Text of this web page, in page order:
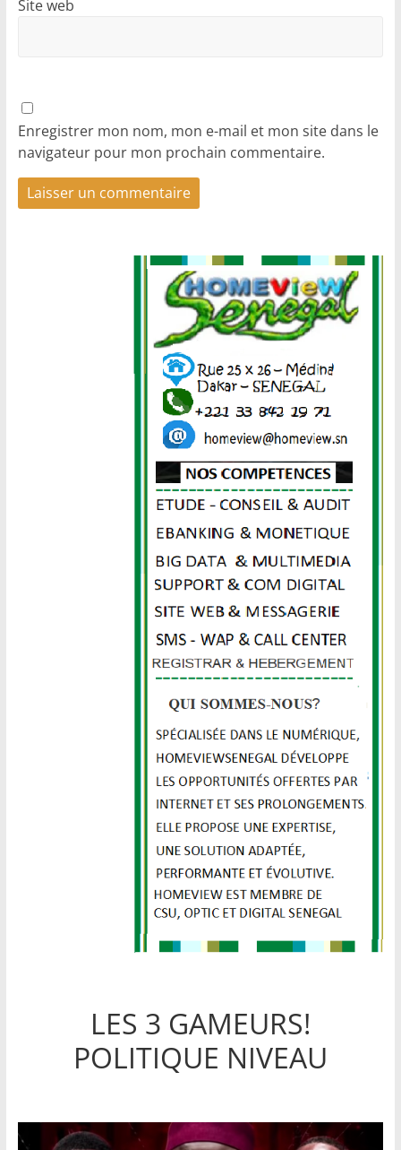
Site web
Enregistrer mon nom, mon e-mail et mon site dans le
navigateur pour mon prochain commentaire.
LES 3 GAMEURS!
POLITIQUE NIVEAU